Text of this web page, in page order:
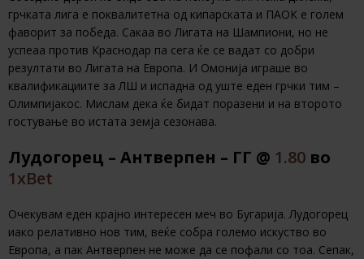
грчката лига е поквалитетна од кипарската и ПАОК е голем
фаворит за победа. Сакаа во Лигата на Шампиони, но не
успеаа против Краснодар па сега ќе се вадат со добри
резултати во Лигата на Европа. И Омонија играше во
квалификациите за ЛШ и испадна од уште еден грчки тим –
Олимпијакос. Мислам дека ќе бидат поразени и на второто
гостување во истата земја сезонава.
Лудогорец – Антверпен – ГГ @ 1.80 во
1хBet
Очекувам еден крајно интересен меч во Бугарија. Лудогорец
иако релативно нов тим, веќе собра големо искуство во
Европа, а пак Антверпен не може да се пофали со тоа. Сепак,